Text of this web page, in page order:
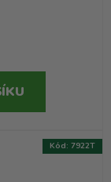
Kód: 7922T